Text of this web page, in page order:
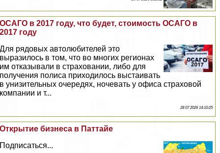
ОСАГО в 2017 году, что будет, стоимость ОСАГО в
2017 году
Для рядовых автолюбителей это
выразилось в том, что во многих регионах
им отказывали в страховании, либо для
получения полиса приходилось выстаивать
в унизительных очередях, ночевать у офиса страховой
компании и т...
28 07 2026 14:10:25
Открытие бизнеса в Паттайе
Подписаться...